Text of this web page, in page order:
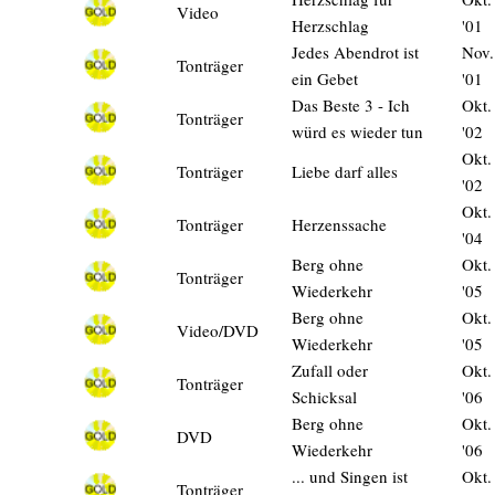
Video
Herzschlag
'01
Tonträger
Jedes Abendrot ist
ein Gebet
Nov.
'01
Tonträger
Das Beste 3 - Ich
würd es wieder tun
Okt.
'02
Tonträger
Liebe darf alles
Okt.
'02
Tonträger
Herzenssache
Okt.
'04
Tonträger
Berg ohne
Wiederkehr
Okt.
'05
Video/DVD
Berg ohne
Wiederkehr
Okt.
'05
Tonträger
Zufall oder
Schicksal
Okt.
'06
DVD
Berg ohne
Wiederkehr
Okt.
'06
Tonträger
... und Singen ist
Okt.